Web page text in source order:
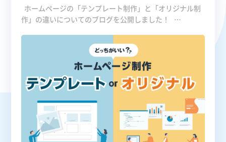
ホームページの「テンプレート制作」と「オリジナル制
作」の違いについてのブログを公開しました！ …